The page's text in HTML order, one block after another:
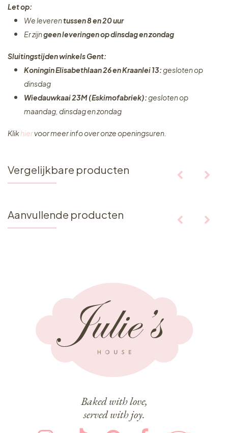
Let op:
We leverentussen 8 en 20 uur
Er zijngeen leveringenop dinsdag en zondag
Sluitingstijden winkels Gent:
Koningin Elisabethlaan 26 en Kraanlei 13:gesloten op
dinsdag
Wiedauwkaai 23M (Eskimofabriek):gesloten op
maandag, dinsdag en zondag
Klikhiervoor meer info over onze openingsuren.
Vergelijkbare producten
Aanvullende producten
Baked with love,
served with joy.